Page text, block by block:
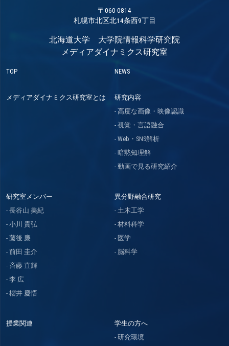
〒060-0814
札幌市北区北14条西9丁目
北海道大学 大学院情報科学研究院
メディアダイナミクス研究室
TOP NEWS
メディアダイナミクス研究室とは
研究内容
高度な画像・映像認識
視覚・言語融合
Web・SNS解析
暗黙知理解
動画で見る研究紹介
研究室メンバー
長谷山 美紀
小川 貴弘
藤後 廉
前田 圭介
斉藤 直輝
李 広
櫻井 慶悟
異分野融合研究
土木工学
材料科学
医学
脳科学
授業関連
学生の方へ
研究環境